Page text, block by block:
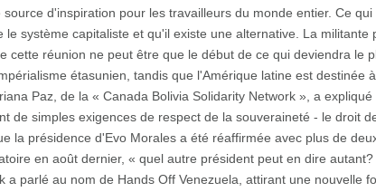
d'inspiration pour les travailleurs du monde entier. Ce
le système capitaliste et qu'il existe une alternative. La militante
cette réunion ne peut être que le début de ce qui deviendra le
étasunien, tandis que l'Amérique latine est destinée
Paz, de la « Canada Bolivia Solidarity Network », a
de simples exigences de respect de la souveraineté - le droit
la présidence d'Evo Morales a été réaffirmée avec plus de
en août dernier, « quel autre président peut en dire
a parlé au nom de Hands Off Venezuela, attirant une nouvelle